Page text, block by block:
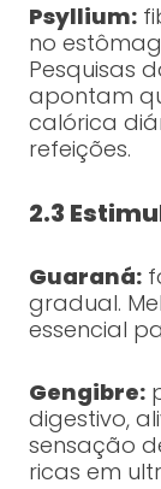
Psyllium:
no
Pesquisas
apontam
calórica
refeições.
2.3
Guaraná:
gradual.
essencial
Gengibre:
digestivo,
sensação
ricas em